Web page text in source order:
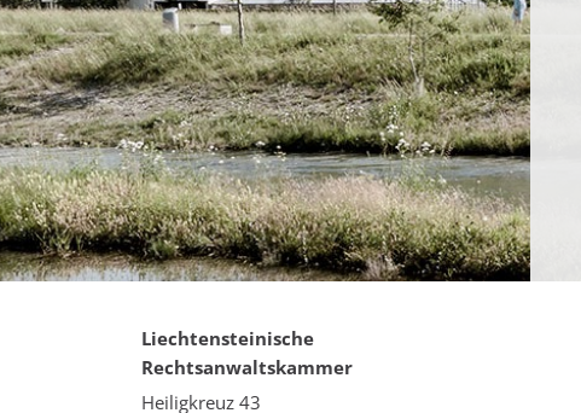
Liechtensteinische
Rechtsanwaltskammer
Heiligkreuz 43